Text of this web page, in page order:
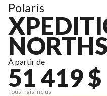
Polaris
À partir de
51 419 $
Tous frais inclus